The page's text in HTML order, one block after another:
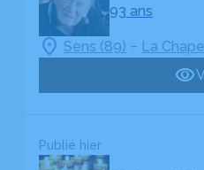
93 ans
Sens (89) – La
Publié hier